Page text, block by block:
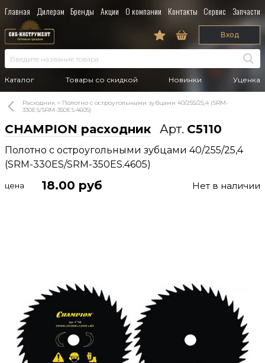
Главная Дилерам Бренды Акции О компании Контакты Сервис Запчасти
Каталог Товары со скидкой Новинки Уценка
Вход
Расходник
Полотно с остроугольными зубцами 40/255/25,4 (SRM-
330ES/SRM-350ES.4605)
CHAMPION расходник Арт. C5110
Полотно с остроугольными зубцами 40/255/25,4
(SRM-330ES/SRM-350ES.4605)
цена 18.00 руб Нет в наличии